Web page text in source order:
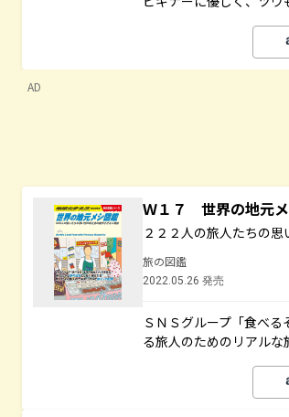
AD
Ｗ１７ 世界の地元
２２２人の旅人たちの
旅の図鑑
2022.05.26 発売
ＳＮＳグループ「食べ
る旅人のためのリアルな